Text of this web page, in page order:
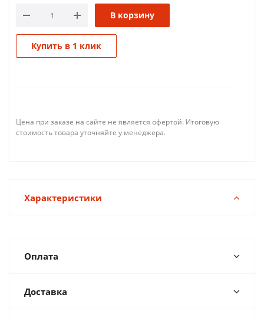
В корзину
Купить в 1 клик
Цена при заказе на сайте не является офертой. Итоговую
стоимость товара уточняйте у менеджера.
Характеристики
Оплата
Доставка